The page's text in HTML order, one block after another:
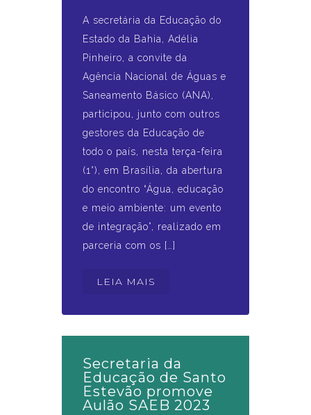
A secretária da Educação do
Estado da Bahia, Adélia
Pinheiro, a convite da
Agência Nacional de Águas e
Saneamento Básico (ANA),
participou, junto com outros
gestores da Educação de
todo o país, nesta terça-feira
(1°), em Brasília, da abertura
do encontro “Água, educação
e meio ambiente: um evento
de integração”, realizado em
parceria com os […]
LEIA MAIS
Secretaria da
Educação de Santo
Estevão promove
Aulão SAEB 2023